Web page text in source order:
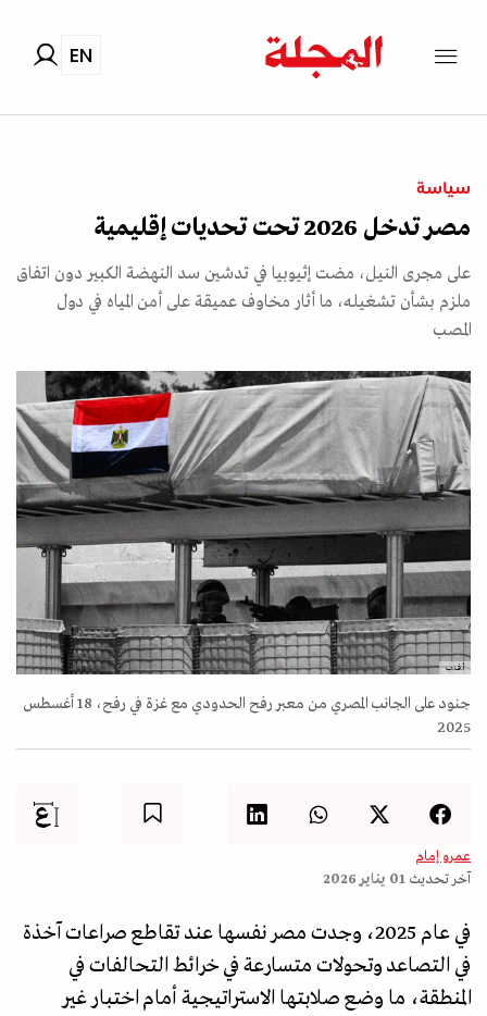
EN
سياسة
مصر تدخل 2026 تحت تحديات إقليمية
على مجرى النيل، مضت إثيوبيا في تدشين سد النهضة الكبير دون اتفاق
ملزم بشأن تشغيله، ما أثار مخاوف عميقة على أمن المياه في دول
المصب
أ.ف.ب
جنود على الجانب المصري من معبر رفح الحدودي مع غزة في رفح، 18 أغسطس
2025
عمرو إمام
آخر تحديث 01 يناير 2026
في عام 2025، وجدت مصر نفسها عند تقاطع صراعات آخذة
في التصاعد وتحولات متسارعة في خرائط التحالفات في
المنطقة، ما وضع صلابتها الاستراتيجية أمام اختبار غير